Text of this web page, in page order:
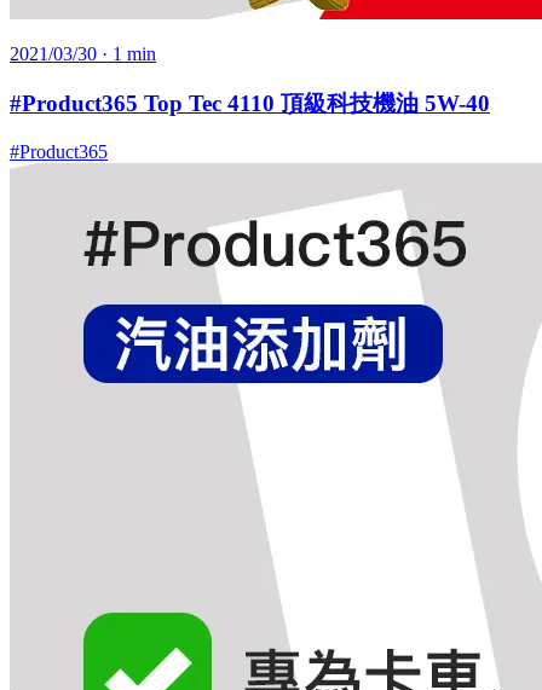
2021/03/30 · 1 min
#Product365 Top Tec 4110 頂級科技機油 5W-40
#Product365